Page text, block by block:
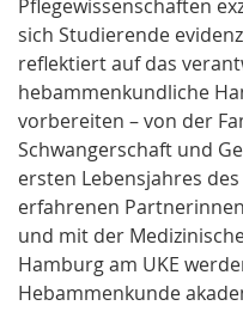
Pflegewissenschaften
sich Studierende
reflektiert auf das
hebammenkundliche
vorbereiten – von der
Schwangerschaft und
ersten Lebensjahres
erfahrenen
und mit der
Hamburg am UKE
Hebammenkunde